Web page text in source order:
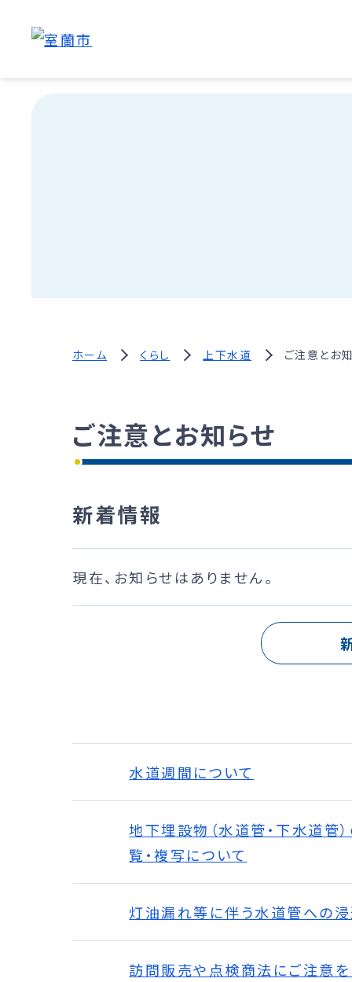
ホーム くらし 上下水道 ご注意とお
ご注意とお知らせ
新着情報
現在、お知らせはありません。
水道週間について
地下埋設物（水道管・下水道管
覧・複写について
灯油漏れ等に伴う水道管への
訪問販売や点検商法にご注意を